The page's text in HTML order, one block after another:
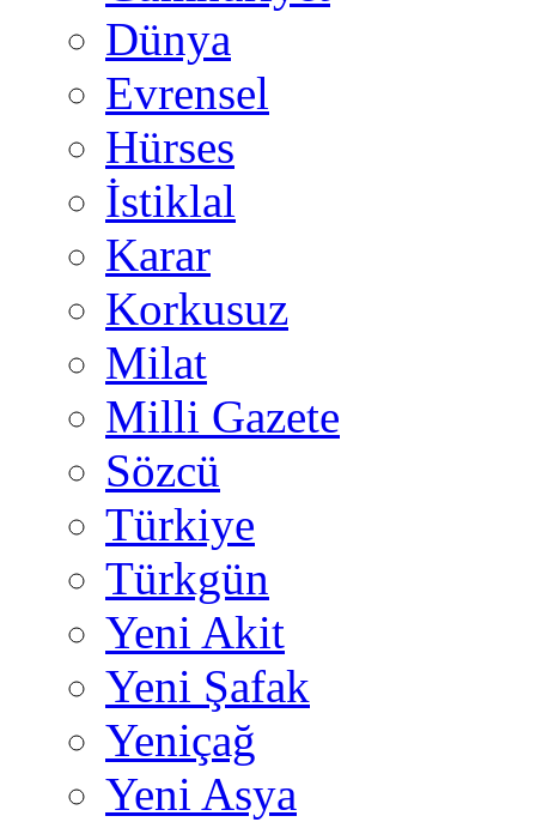
Dünya
Evrensel
Hürses
İstiklal
Karar
Korkusuz
Milat
Milli Gazete
Sözcü
Türkiye
Türkgün
Yeni Akit
Yeni Şafak
Yeniçağ
Yeni Asya